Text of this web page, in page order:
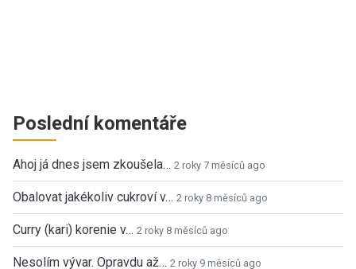
Poslední komentáře
Ahoj já dnes jsem zkoušela… 2 roky 7 měsíců ago
Obalovat jakékoliv cukroví v… 2 roky 8 měsíců ago
Curry (kari) korenie v… 2 roky 8 měsíců ago
Nesolím vývar. Opravdu až… 2 roky 9 měsíců ago